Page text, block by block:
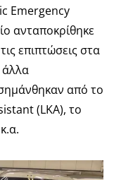
Emergency
ανταποκρίθηκε
επιπτώσεις στα
άλλα
από το
(LKA), το